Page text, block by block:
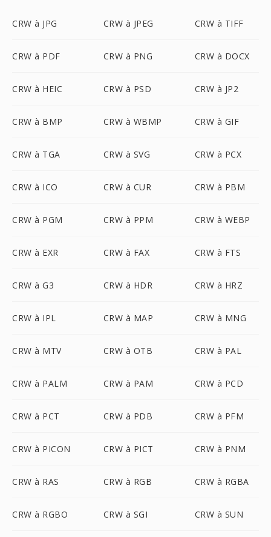
CRW à JPG CRW à JPEG CRW à TIFF
CRW à PDF CRW à PNG CRW à DOCX
CRW à HEIC CRW à PSD CRW à JP2
CRW à BMP CRW à WBMP CRW à GIF
CRW à TGA CRW à SVG CRW à PCX
CRW à ICO CRW à CUR CRW à PBM
CRW à PGM CRW à PPM CRW à WEBP
CRW à EXR CRW à FAX CRW à FTS
CRW à G3 CRW à HDR CRW à HRZ
CRW à IPL CRW à MAP CRW à MNG
CRW à MTV CRW à OTB CRW à PAL
CRW à PALM CRW à PAM CRW à PCD
CRW à PCT CRW à PDB CRW à PFM
CRW à PICON CRW à PICT CRW à PNM
CRW à RAS CRW à RGB CRW à RGBA
CRW à RGBO CRW à SGI CRW à SUN